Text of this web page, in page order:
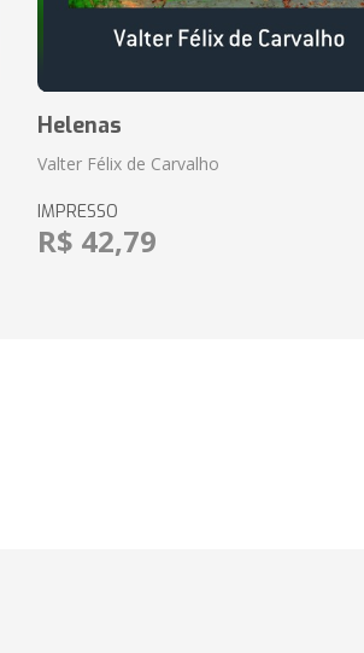
Helenas
Valter Félix de Carvalho
IMPRESSO
R$ 42,79